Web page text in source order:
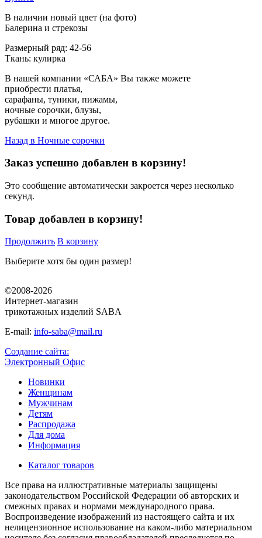
В наличии новый цвет (на фото)
Балерина и стрекозы
Размерный ряд: 42-56
Ткань: кулирка
В нашей компании «САБА» Вы также можете
приобрести платья,
сарафаны, туники, пижамы,
ночные сорочки, блузы,
рубашки и многое другое.
Назад в Ночные сорочки
Заказ успешно добавлен в корзину!
Это сообщение автоматически закроется через несколько
секунд.
Товар добавлен в корзину!
Продолжить В корзину
Выберите хотя бы один размер!
©2008-2026
Интернет-магазин
трикотажных изделий SABA
E-mail: info-saba@mail.ru
Создание сайта:
Электронный Офис
Новинки
Женщинам
Мужчинам
Детям
Распродажа
Для дома
Информация
Каталог товаров
Все права на иллюстративные материалы защищены
законодательством Российской Федерации об авторских и
смежных правах и нормами международного права.
Воспроизведение изображений из настоящего сайта и их
нелицензионное использование на каком-либо материальном